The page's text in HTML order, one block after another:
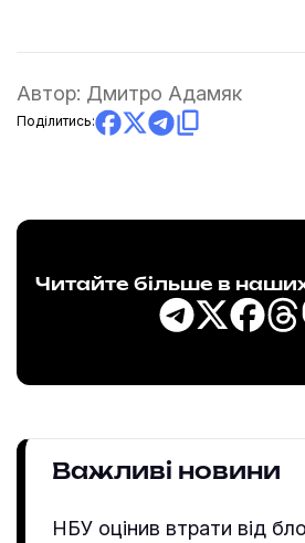
Автор: Дмитро Адамяк
Поділитись:
Читайте більше в
Важливі новини
НБУ оцінив втрати від